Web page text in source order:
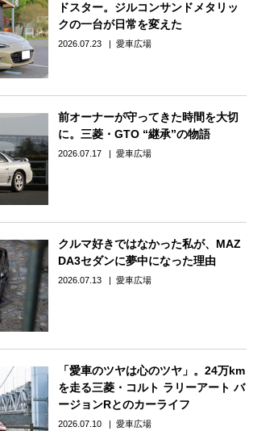
ドスター。ジルコンサンドメタリッ
クの一台が日常を変えた
2026.07.23 愛車広場
前オーナーが守ってきた時間を大切
に。三菱・GTO “継承”の物語
2026.07.17 愛車広場
クルマ好きではなかった私が、MAZ
DA3セダンに夢中になった理由
2026.07.13 愛車広場
「愛車のツヤは心のツヤ」。24万km
を走る三菱・コルト ラリーアート バ
ージョンRとのカーライフ
2026.07.10 愛車広場